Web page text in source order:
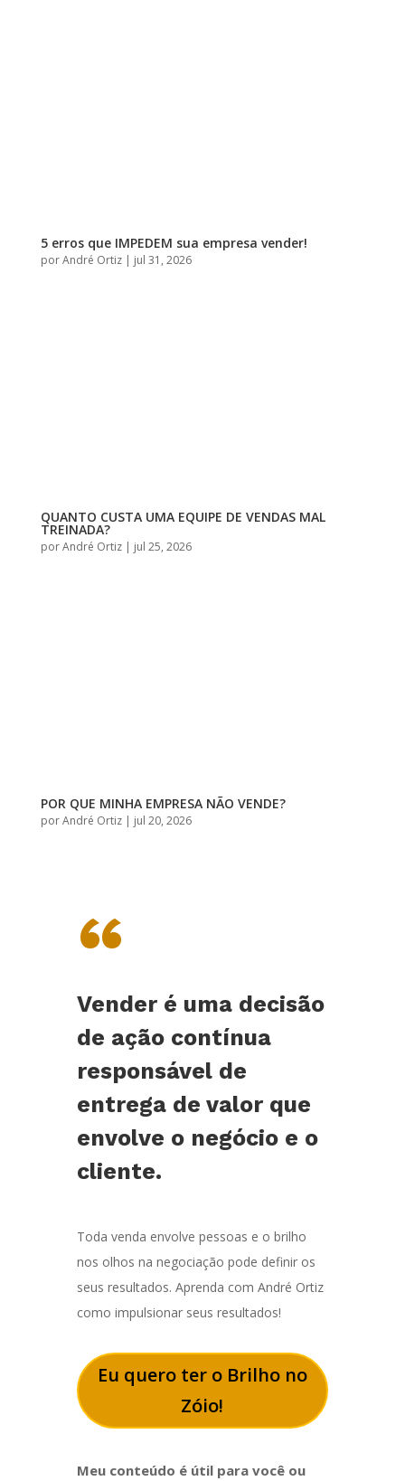
5 erros que IMPEDEM sua empresa vender!
porAndré Ortiz| jul 31, 2026
QUANTO CUSTA UMA EQUIPE DE VENDAS MAL
TREINADA?
porAndré Ortiz| jul 25, 2026
POR QUE MINHA EMPRESA NÃO VENDE?
porAndré Ortiz| jul 20, 2026
“
Vender é uma decisão
de ação contínua
responsável de
entrega de valor que
envolve o negócio e o
cliente.
Toda venda envolve pessoas e o brilho
nos olhos na negociação pode definir os
seus resultados. Aprenda com André Ortiz
como impulsionar seus resultados!
Eu quero ter o Brilho no
Zóio!
Meu conteúdo é útil para você ou